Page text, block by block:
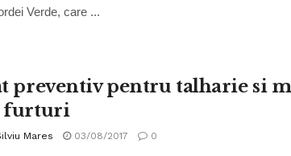
Verde, care ...
preventiv pentru talharie si
furturi
Mares 03/08/2017 0